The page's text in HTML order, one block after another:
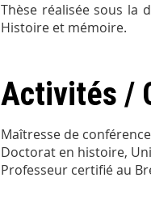
Thèse réalisée sous la
Histoire et mémoire.
Activités /
Maîtresse de
Doctorat en histoire,
Professeur certifié au